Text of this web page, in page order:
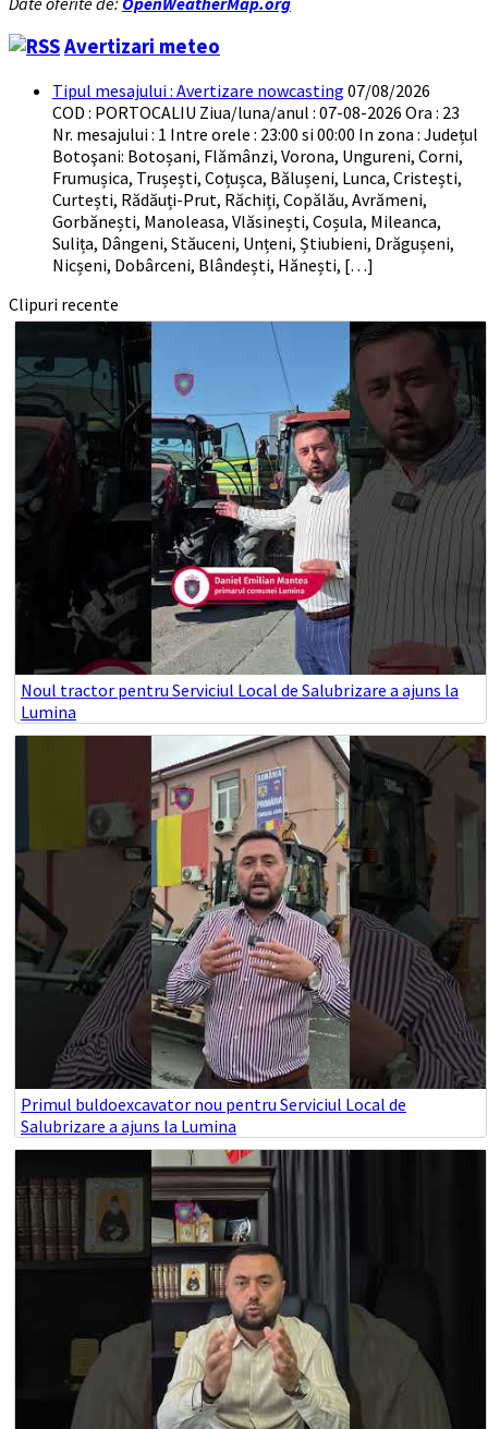
Avertizari meteo
Tipul mesajului : Avertizare nowcasting 07/08/2026
COD : PORTOCALIU Ziua/luna/anul : 07-08-2026 Ora : 23
Nr. mesajului : 1 Intre orele : 23:00 si 00:00 In zona : Județul
Botoşani: Botoșani, Flămânzi, Vorona, Ungureni, Corni,
Frumușica, Trușești, Coțușca, Bălușeni, Lunca, Cristești,
Curtești, Rădăuți-Prut, Răchiți, Copălău, Avrămeni,
Gorbănești, Manoleasa, Vlăsinești, Coșula, Mileanca,
Sulița, Dângeni, Stăuceni, Unțeni, Știubieni, Drăgușeni,
Nicșeni, Dobârceni, Blândești, Hănești, […]
Clipuri recente
Noul tractor pentru Serviciul Local de Salubrizare a ajuns la
Lumina
Primul buldoexcavator nou pentru Serviciul Local de
Salubrizare a ajuns la Lumina